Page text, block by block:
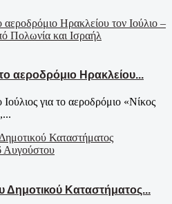
αεροδρόμιο Ηρακλείου...
για το αεροδρόμιο «Νίκος
Δημοτικού Καταστήματος...